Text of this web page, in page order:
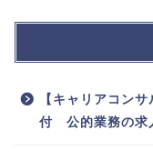
【キャリアコン
付 公的業務の求